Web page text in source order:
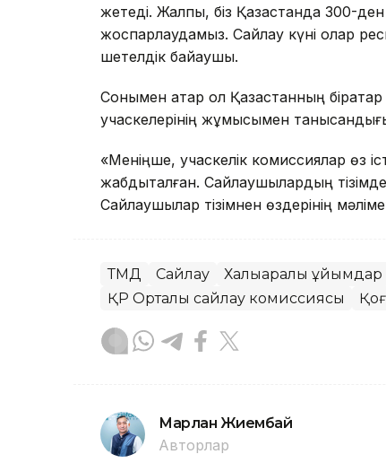
жетеді. Жалпы, біз Қазақстанда 300-
жоспарлаудамыз. Сайлау күні олар
шетелдік байқаушы.
Сонымен қатар ол Қазақстанның
учаскелерінің жұмысымен
«Меніңше, учаскелік комиссиялар өз
жабдықталған. Сайлаушылардың
Сайлаушылар тізімнен өздерінің
ТМД Сайлау Халықаралық ұйымдар
ҚР Орталық сайлау комиссиясы
Марлан Жиембай
Авторлар